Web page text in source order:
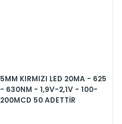
5MM KIRMIZI LED 20MA - 625
- 630NM - 1,9V-2,1V - 100-
200MCD 50 ADETTİR